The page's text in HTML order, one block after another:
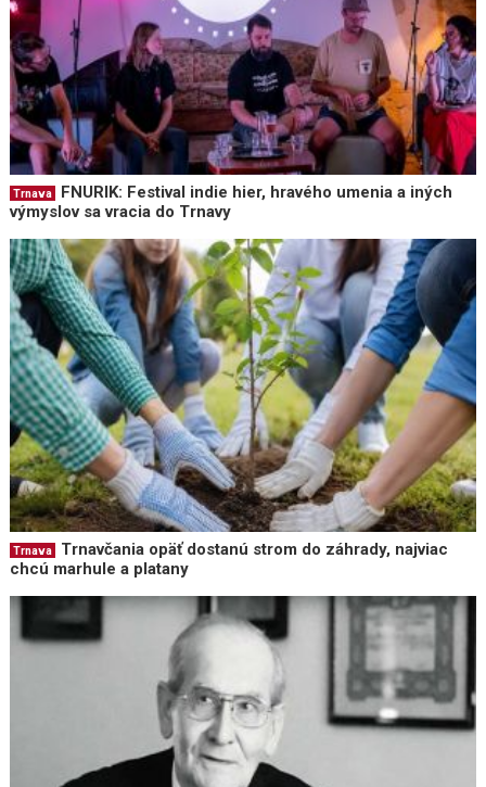
Trnava
FNURIK: Festival indie hier, hravého umenia a iných
výmyslov sa vracia do Trnavy
Trnava
Trnavčania opäť dostanú strom do záhrady, najviac
chcú marhule a platany